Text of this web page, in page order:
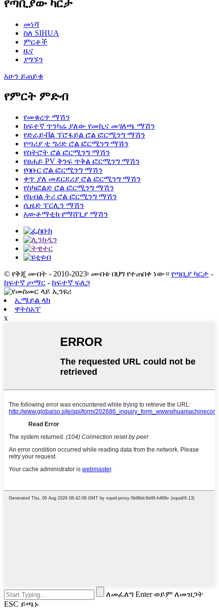
የጣቢያው ካርታ
መነሻ
ስለ SIHUA
ምርቶች
ዜና
ያግኙን
አሁን ይጠይቁ
የምርት ምድብ
የመቁረጥ ማሽን
ከፍተኛ ጥንካሬ ያለው የመኪና መገለጫ ማሽን
የድራይቭል ፕሮፋይል ሮል ፎርሚንግ ማሽን
የጣሪያ ቲ ግሪድ ሮል ፎርሚንግ ማሽን
የስትሮት ሮል ፎርሚንግ ማሽን
የፀሐይ PV ቅንፍ ጥቅል ፎርሚንግ ማሽን
የባቡር ሮል ፎርሚንግ ማሽን
ቀጥ ያለ መደርደሪያ ሮል ፎርሚንግ ማሽን
የስካፎልድ ሮል ፎርሚንግ ማሽን
የኬብል ትሪ ሮል ፎርሚንግ ማሽን
ሲዜድ ፐርሊን ማሽን
አውቶማቲክ የማሸጊያ ማሽን
© የቅጂ መብት - 2010-2023፡ መብቱ በህግ የተጠበቀ ነው። የጣቢያ ካርታ -
ከፍተኛ ጦማር - ከፍተኛ ፍለጋ
ኢሜይል ላክ
ዋትስአፕ
x
ለመፈለግ Enter ወይም ለመዝጋት
ESC ይጫኑ